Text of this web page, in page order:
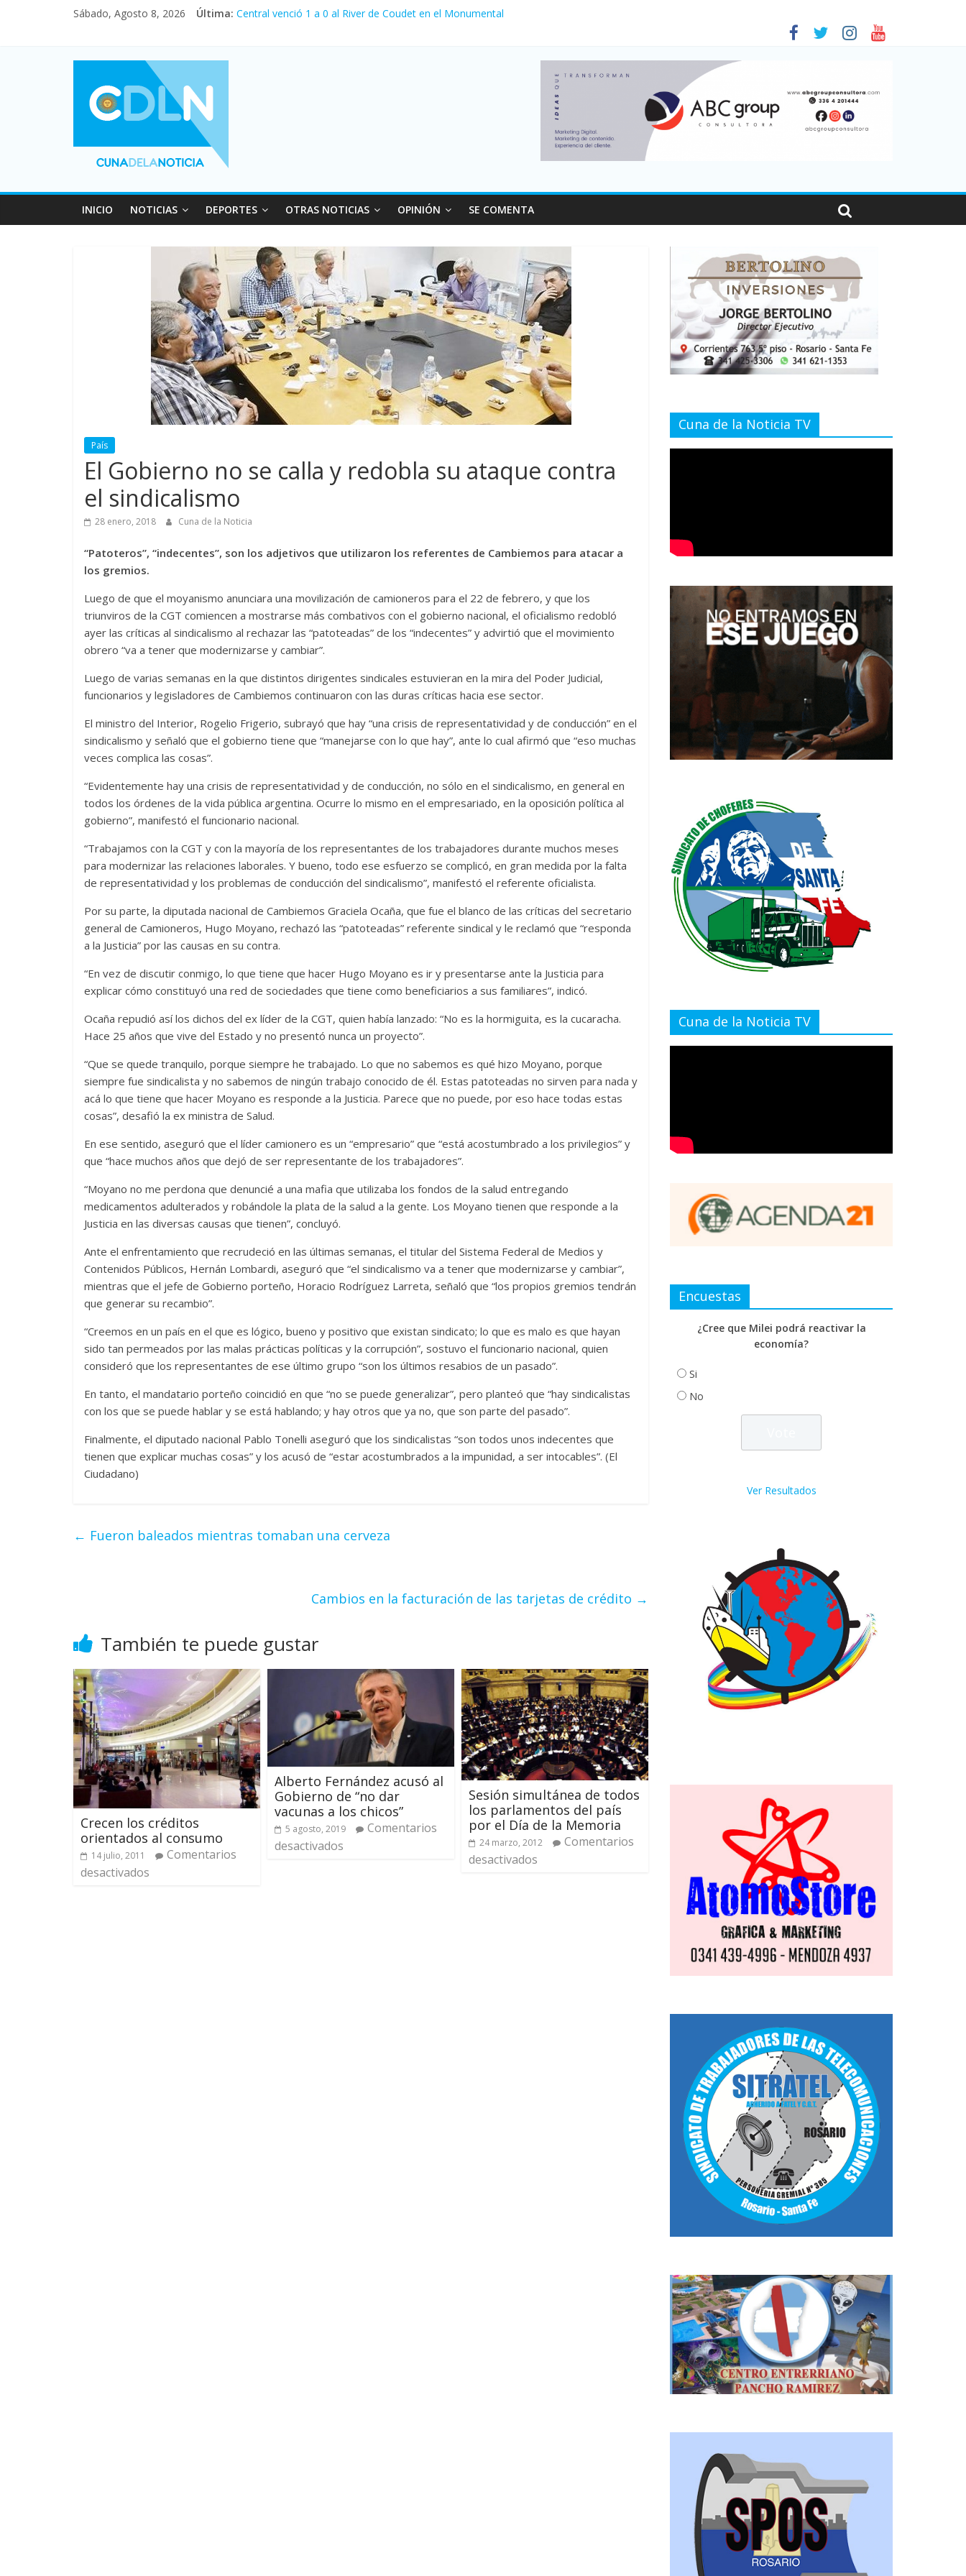
Sábado, Agosto 8, 2026 Última: Central venció 1 a 0 al River de Coudet en el Monumental
Vacaciones de invierno con más movimiento y consumo turístico: 4,6 millones de personas viajaron por el país, un 5,9% más que en 2025
Fuerte caída de la venta de autos usados en julio: bajó un 12,6% interanual
INICIO NOTICIAS DEPORTES OTRAS NOTICIAS OPINIÓN SE COMENTA
País
El Gobierno no se calla y redobla su ataque contra
el sindicalismo
28 enero, 2018 Cuna de la Noticia
“Patoteros”, “indecentes”, son los adjetivos que utilizaron los referentes de Cambiemos para atacar a
los gremios.
Luego de que el moyanismo anunciara una movilización de camioneros para el 22 de febrero, y que los
triunviros de la CGT comiencen a mostrarse más combativos con el gobierno nacional, el oficialismo redobló
ayer las críticas al sindicalismo al rechazar las “patoteadas” de los “indecentes” y advirtió que el movimiento
obrero “va a tener que modernizarse y cambiar”.
Luego de varias semanas en la que distintos dirigentes sindicales estuvieran en la mira del Poder Judicial,
funcionarios y legisladores de Cambiemos continuaron con las duras críticas hacia ese sector.
El ministro del Interior, Rogelio Frigerio, subrayó que hay “una crisis de representatividad y de conducción” en el
sindicalismo y señaló que el gobierno tiene que “manejarse con lo que hay”, ante lo cual afirmó que “eso muchas
veces complica las cosas”.
“Evidentemente hay una crisis de representatividad y de conducción, no sólo en el sindicalismo, en general en
todos los órdenes de la vida pública argentina. Ocurre lo mismo en el empresariado, en la oposición política al
gobierno”, manifestó el funcionario nacional.
“Trabajamos con la CGT y con la mayoría de los representantes de los trabajadores durante muchos meses
para modernizar las relaciones laborales. Y bueno, todo ese esfuerzo se complicó, en gran medida por la falta
de representatividad y los problemas de conducción del sindicalismo”, manifestó el referente oficialista.
Por su parte, la diputada nacional de Cambiemos Graciela Ocaña, que fue el blanco de las críticas del secretario
general de Camioneros, Hugo Moyano, rechazó las “patoteadas” referente sindical y le reclamó que “responda
a la Justicia” por las causas en su contra.
“En vez de discutir conmigo, lo que tiene que hacer Hugo Moyano es ir y presentarse ante la Justicia para
explicar cómo constituyó una red de sociedades que tiene como beneficiarios a sus familiares”, indicó.
Ocaña repudió así los dichos del ex líder de la CGT, quien había lanzado: “No es la hormiguita, es la cucaracha.
Hace 25 años que vive del Estado y no presentó nunca un proyecto”.
“Que se quede tranquilo, porque siempre he trabajado. Lo que no sabemos es qué hizo Moyano, porque
siempre fue sindicalista y no sabemos de ningún trabajo conocido de él. Estas patoteadas no sirven para nada y
acá lo que tiene que hacer Moyano es responde a la Justicia. Parece que no puede, por eso hace todas estas
cosas”, desafió la ex ministra de Salud.
En ese sentido, aseguró que el líder camionero es un “empresario” que “está acostumbrado a los privilegios” y
que “hace muchos años que dejó de ser representante de los trabajadores”.
“Moyano no me perdona que denuncié a una mafia que utilizaba los fondos de la salud entregando
medicamentos adulterados y robándole la plata de la salud a la gente. Los Moyano tienen que responde a la
Justicia en las diversas causas que tienen”, concluyó.
Ante el enfrentamiento que recrudeció en las últimas semanas, el titular del Sistema Federal de Medios y
Contenidos Públicos, Hernán Lombardi, aseguró que “el sindicalismo va a tener que modernizarse y cambiar”,
mientras que el jefe de Gobierno porteño, Horacio Rodríguez Larreta, señaló que “los propios gremios tendrán
que generar su recambio”.
“Creemos en un país en el que es lógico, bueno y positivo que existan sindicato; lo que es malo es que hayan
sido tan permeados por las malas prácticas políticas y la corrupción”, sostuvo el funcionario nacional, quien
consideró que los representantes de ese último grupo “son los últimos resabios de un pasado”.
En tanto, el mandatario porteño coincidió en que “no se puede generalizar”, pero planteó que “hay sindicalistas
con los que se puede hablar y se está hablando; y hay otros que ya no, que son parte del pasado”.
Finalmente, el diputado nacional Pablo Tonelli aseguró que los sindicalistas “son todos unos indecentes que
tienen que explicar muchas cosas” y los acusó de “estar acostumbrados a la impunidad, a ser intocables”. (El
Ciudadano)
← Fueron baleados mientras tomaban una cerveza
Cambios en la facturación de las tarjetas de crédito →
También te puede gustar
Crecen los créditos
orientados al consumo
14 julio, 2011
Comentarios
desactivados
Alberto Fernández acusó al
Gobierno de “no dar
vacunas a los chicos”
5 agosto, 2019
Comentarios
desactivados
Sesión simultánea de todos
los parlamentos del país
por el Día de la Memoria
24 marzo, 2012
Comentarios
desactivados
Cuna de la Noticia TV
Cuna de la Noticia TV
Encuestas
¿Cree que Milei podrá reactivar la
economía?
Si
No
Ver Resultados